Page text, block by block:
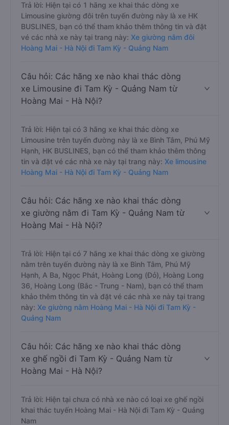
Trả lời: Hiện tại có 1 hãng xe khai thác dòng xe
Limousine giường đôi trên tuyến đường này là xe HK
BUSLINES, bạn có thể tham khảo thêm thông tin và đặt
vé các nhà xe này tại trang này: Xe giường nằm đôi
Hoàng Mai - Hà Nội đi Tam Kỳ - Quảng Nam
Câu hỏi: Các hãng xe nào khai thác dòng
xe Limousine đi Tam Kỳ - Quảng Nam từ
Hoàng Mai - Hà Nội?
Trả lời: Hiện tại có 3 hãng xe khai thác dòng xe
Limousine trên tuyến đường này là xe Bình Tâm, Phú Mỹ
Hạnh, HK BUSLINES, bạn có thể tham khảo thêm thông
tin và đặt vé các nhà xe này tại trang này: Xe limousine
Hoàng Mai - Hà Nội đi Tam Kỳ - Quảng Nam
Câu hỏi: Các hãng xe nào khai thác dòng
xe giường nằm đi Tam Kỳ - Quảng Nam từ
Hoàng Mai - Hà Nội?
Trả lời: Hiện tại có 7 hãng xe khai thác dòng xe giường
nằm trên tuyến đường này là xe Bình Tâm, Phú Mỹ
Hạnh, A Ba, Ngọc Phát, Hoàng Long (Đỏ), Hoàng Long
36, Hoàng Long (Bắc - Trung - Nam), bạn có thể tham
khảo thêm thông tin và đặt vé các nhà xe này tại trang
này: Xe giường nằm Hoàng Mai - Hà Nội đi Tam Kỳ -
Quảng Nam
Câu hỏi: Các hãng xe nào khai thác dòng
xe ghế ngồi đi Tam Kỳ - Quảng Nam từ
Hoàng Mai - Hà Nội?
Trả lời: Hiện tại chưa có nhà xe nào có loại xe ghế ngồi
khai thác tuyến Hoàng Mai - Hà Nội đi Tam Kỳ - Quảng
Nam